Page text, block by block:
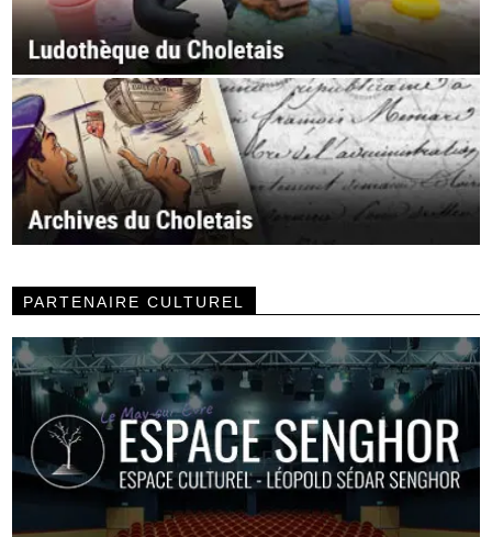
PARTENAIRE CULTUREL